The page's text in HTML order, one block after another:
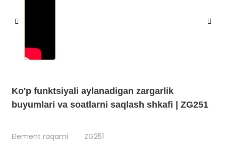
Ko'p funktsiyali aylanadigan zargarlik
buyumlari va soatlarni saqlash shkafi | ZG251
Element raqami
ZG251